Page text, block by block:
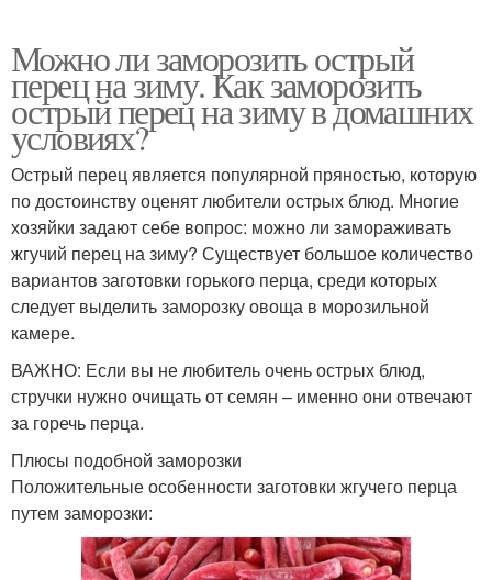
Можно ли заморозить острый
перец на зиму. Как заморозить
острый перец на зиму в домашних
условиях?
Острый перец является популярной пряностью, которую
по достоинству оценят любители острых блюд. Многие
хозяйки задают себе вопрос: можно ли замораживать
жгучий перец на зиму? Существует большое количество
вариантов заготовки горького перца, среди которых
следует выделить заморозку овоща в морозильной
камере.
ВАЖНО: Если вы не любитель очень острых блюд,
стручки нужно очищать от семян – именно они отвечают
за горечь перца.
Плюсы подобной заморозки
Положительные особенности заготовки жгучего перца
путем заморозки: